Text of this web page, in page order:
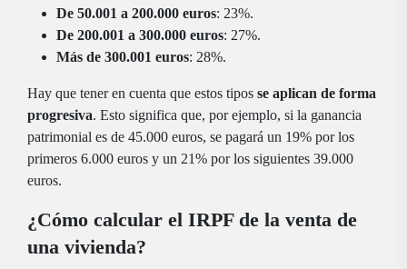
De 50.001 a 200.000 euros: 23%.
De 200.001 a 300.000 euros: 27%.
Más de 300.001 euros: 28%.
Hay que tener en cuenta que estos tipos se aplican de forma
progresiva. Esto significa que, por ejemplo, si la ganancia
patrimonial es de 45.000 euros, se pagará un 19% por los
primeros 6.000 euros y un 21% por los siguientes 39.000
euros.
¿Cómo calcular el IRPF de la venta de
una vivienda?